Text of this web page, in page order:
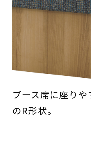
ブース席に座り
のR形状。